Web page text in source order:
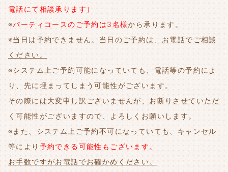
電話にて相談承ります）
※パーティコースのご予約は3名様から承ります。
※当日は予約できません。 当日のご予約は、お電話でご相談
ください。
※システム上ご予約可能になっていても、電話等の予約によ
り、先に埋まってしまう可能性がございます。
その際には大変申し訳ございませんが、お断りさせていただ
く可能性がございますので、よろしくお願いします。
※また、システム上ご予約不可になっていても、キャンセル
等により 予約できる可能性もございます。
お手数ですがお電話でお確かめください。